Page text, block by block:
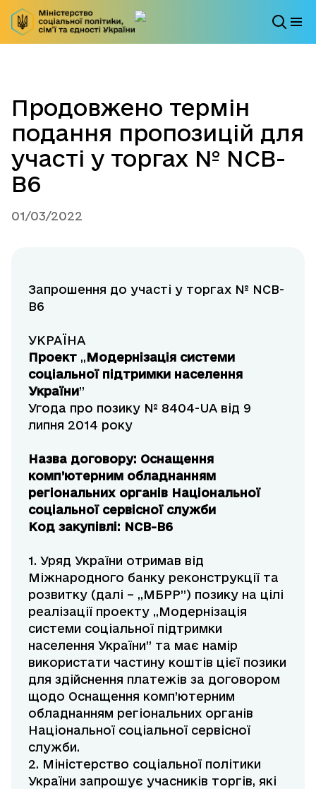
Продовжено термін
подання пропозицій для
участі у торгах № NCB-
В6
01/03/2022
Запрошення до участі у торгах № NCB-
B6
УКРАЇНА
Проект „Модернізація системи
соціальної підтримки населення
України”
Угода про позику № 8404-UA від 9
липня 2014 року
Назва договору: Оснащення
комп’ютерним обладнанням
регіональних органів Національної
соціальної сервісної служби
Код закупівлі: NCB-B6
1. Уряд України отримав від
Міжнародного банку реконструкції та
розвитку (далі – „МБРР”) позику на цілі
реалізації проекту „Модернізація
системи соціальної підтримки
населення України” та має намір
використати частину коштів цієї позики
для здійснення платежів за договором
щодо Оснащення комп’ютерним
обладнанням регіональних органів
Національної соціальної сервісної
служби.
2. Міністерство соціальної політики
України запрошує учасників торгів, які